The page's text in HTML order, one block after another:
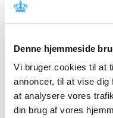
Denne hjemmeside
Vi bruger cookies til at
annoncer, til at vise
at analysere vores
din brug af vores
december 2017.
Biovea.com
|3. april 2017|
Lægemiddelstyrelsen
henvendelser fra